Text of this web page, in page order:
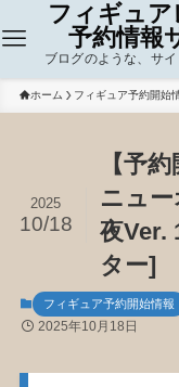
フィギュア
予約情報
ブログのような、サ
ホーム フィギュア予約開始
【予
ニュ
夜Ver.
ター]
2025
10/18
フィギュア予約開始情報
2025年10月18日